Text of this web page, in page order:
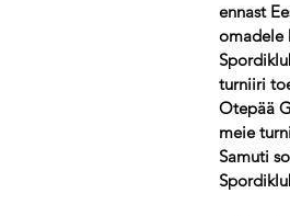
ennast
omadele
turniiri
Otepää
meie
Samuti